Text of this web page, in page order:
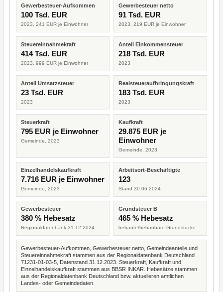
Gewerbesteuer-Aufkommen
100 Tsd. EUR
2023, 241 EUR je Einwohner
Gewerbesteuer netto
91 Tsd. EUR
2023, 219 EUR je Einwohner
Steuereinnahmekraft
414 Tsd. EUR
2023, 999 EUR je Einwohner
Anteil Einkommensteuer
218 Tsd. EUR
2023
Anteil Umsatzsteuer
23 Tsd. EUR
2023
Realsteueraufbringungskraft
183 Tsd. EUR
2023
Steuerkraft
795 EUR je Einwohner
Gemeinde, 2023
Kaufkraft
29.875 EUR je
Einwohner
Gemeinde, 2023
Einzelhandelskaufkraft
7.716 EUR je Einwohner
Gemeinde, 2023
Arbeitsort-Beschäftigte
123
Stand 30.06.2024
Gewerbesteuer
380 % Hebesatz
Regionaldatenbank 31.12.2024
Grundsteuer B
465 % Hebesatz
bebaute/bebaubare Grundstücke
Gewerbesteuer-Aufkommen, Gewerbesteuer netto, Gemeindeanteile und
Steuereinnahmekraft stammen aus der Regionaldatenbank Deutschland
71231-01-03-5, Datenstand 31.12.2023. Steuerkraft, Kaufkraft und
Einzelhandelskaufkraft stammen aus BBSR INKAR. Hebesätze stammen
aus der Regionaldatenbank Deutschland bzw. aktuelleren amtlichen
Landes- oder Gemeindedaten.